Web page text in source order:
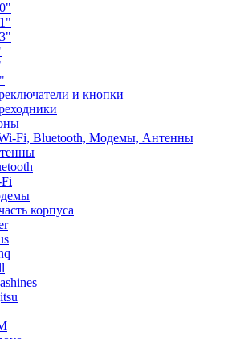
и кнопки
Fi, Bluetooth, Модемы, Антенны
корпуса